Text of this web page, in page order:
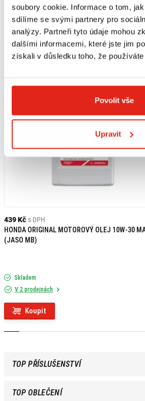
soubory cookie. Informace o tom,
sdílíme se svými partnery pro
analýzy. Partneři tyto údaje mohou
dalšími informacemi, které jste jim
získali v důsledku toho, že
Povolit vše
Upravit
- bezpečně drží při jízdě,
- jednoduchá instalace na trubková řídítka,
- přizpůsobí se průměru řídítek.
OBSAH BALENÍ:
- QUIKLOX Interphone grip,
- 3 x gumové distanční podložky pro různé
MOHLO BY SE VÁM LÍBIT
439 Kč s DPH
HONDA ORIGINAL MOTOROVÝ OLEJ 10W-30
(JASO MB)
Skladem
V 2 prodejnách
Koupit
TOP PŘÍSLUŠENSTVÍ
TOP OBLEČENÍ